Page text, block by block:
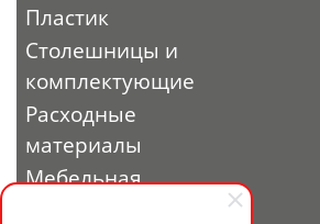
Пластик
Столешницы и
комплектующие
Расходные
материалы
Мебельная